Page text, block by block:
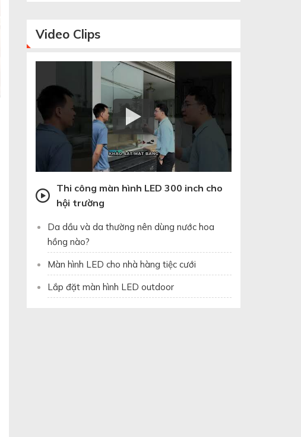
Video Clips
Thi công màn hình LED 300 inch cho
hội trường
Da dầu và da thường nên dùng nước hoa
hồng nào?
Màn hình LED cho nhà hàng tiệc cưới
Lắp đặt màn hình LED outdoor